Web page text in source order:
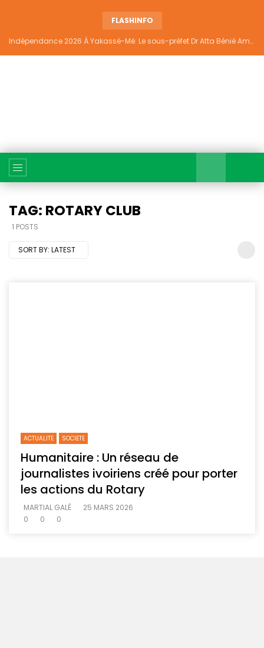
FLASHINFO
Indépendance 2026 À Yakassé-Mé: Le sous-préfet Dr Atta Bénié Amédé appelle à l’unité, à la sécurité et au développement
TAG: ROTARY CLUB
1 POSTS
SORT BY: LATEST
ACTUALITE SOCIETE
Humanitaire : Un réseau de
journalistes ivoiriens créé pour porter
les actions du Rotary
MARTIAL GALÉ
25 MARS 2026
0
0 0